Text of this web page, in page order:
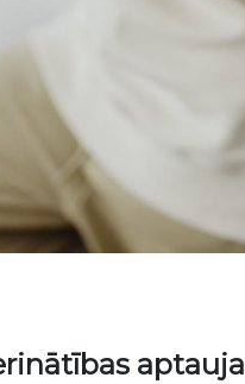
aptauja